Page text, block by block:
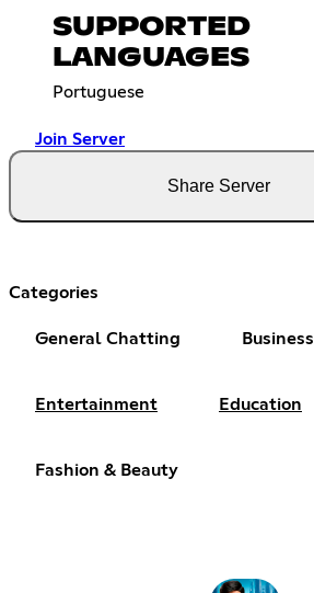
SUPPORTED
LANGUAGES
Portuguese
Join Server
Share Server
Categories
General Chatting Business
Entertainment Education
Fashion & Beauty